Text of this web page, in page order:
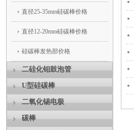
直径25-35mm硅碳棒价格
直径12-20mm硅碳棒价格
硅碳棒发热部价格
二硅化钼鼓泡管
U型硅碳棒
二氧化锡电极
碳棒